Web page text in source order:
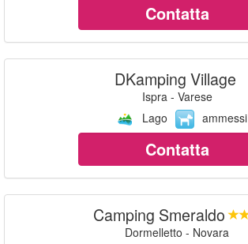
Contatta
DKamping Village
Ispra - Varese
Lago
ammessi
Contatta
Camping Smeraldo
Dormelletto - Novara